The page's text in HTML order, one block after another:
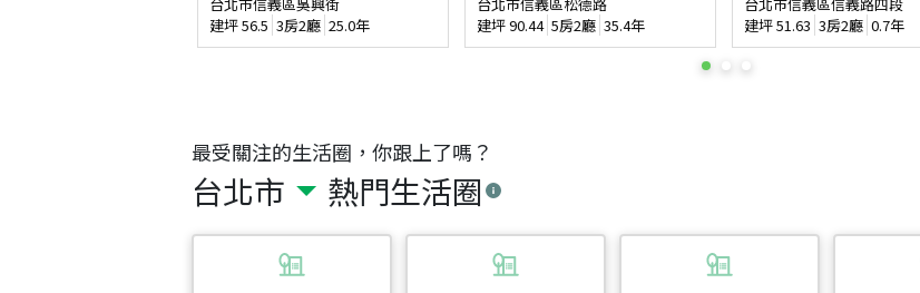
最受關注的生活圈，你跟上了嗎？
台北市 熱門生活圈
台北市信義區吳興街
建坪56.5 3房2廳 25.0年
台北市信義區松德路
建坪90.44 5房2廳 35.4年
台北市信義區信義路四段
建坪51.63 3房2廳 0.7年